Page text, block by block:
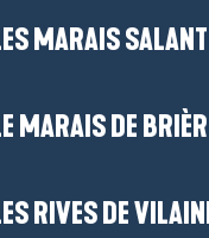
MARAIS
MARAIS DE
RIVES DE